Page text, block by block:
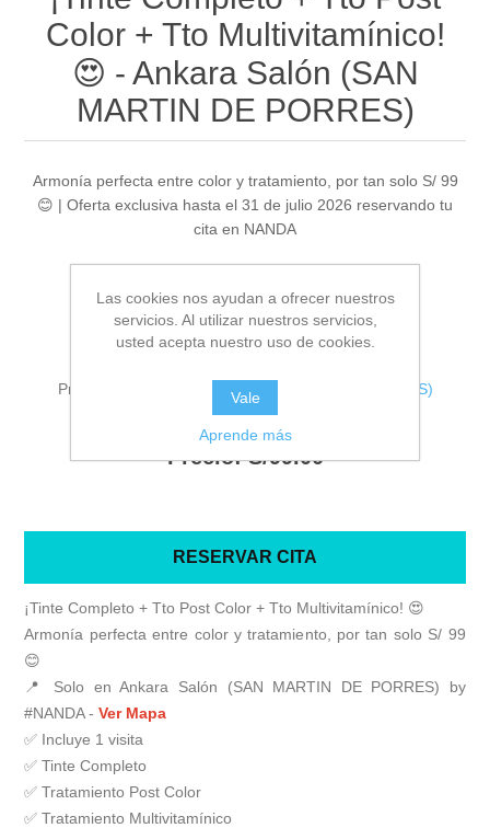
Color + Tto Multivitamínico!
😍 - Ankara Salón (SAN
MARTIN DE PORRES)
Armonía perfecta entre color y tratamiento, por tan solo S/ 99
😊 | Oferta exclusiva hasta el 31 de julio 2026 reservando tu
cita en NANDA
Sea el primero en revisar este producto
Fabricante: San Martin de Porres - Lima
Proveedor: Ankara Salón (SAN MARTIN DE PORRES)
Precio antiguo: S/150.00
Precio: S/99.00
RESERVAR CITA
¡Tinte Completo + Tto Post Color + Tto Multivitamínico! 😍
Armonía perfecta entre color y tratamiento, por tan solo S/ 99
😊
📍 Solo en Ankara Salón (SAN MARTIN DE PORRES) by
#NANDA-Ver Mapa
✅ Incluye 1 visita
✅ Tinte Completo
✅ Tratamiento Post Color
✅ Tratamiento Multivitamínico
Las cookies nos ayudan a ofrecer nuestros
servicios. Al utilizar nuestros servicios,
usted acepta nuestro uso de cookies.
Vale
Aprende más